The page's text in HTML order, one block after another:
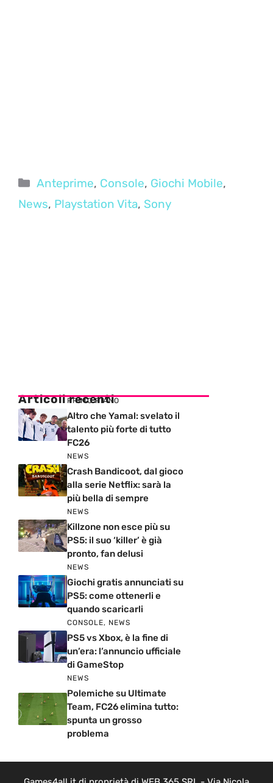
Categorie
Anteprime, Console, Giochi Mobile,
News, Playstation Vita, Sony
Articoli recenti
PRIMO PIANO
Altro che Yamal: svelato il
talento più forte di tutto
FC26
NEWS
Crash Bandicoot, dal gioco
alla serie Netflix: sarà la
più bella di sempre
NEWS
Killzone non esce più su
PS5: il suo ‘killer’ è già
pronto, fan delusi
NEWS
Giochi gratis annunciati su
PS5: come ottenerli e
quando scaricarli
CONSOLE, NEWS
PS5 vs Xbox, è la fine di
un’era: l’annuncio ufficiale
di GameStop
NEWS
Polemiche su Ultimate
Team, FC26 elimina tutto:
spunta un grosso
problema